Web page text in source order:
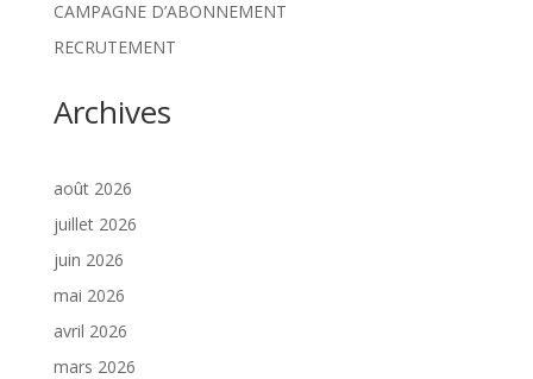
CAMPAGNE D’ABONNEMENT
RECRUTEMENT
Archives
août 2026
juillet 2026
juin 2026
mai 2026
avril 2026
mars 2026